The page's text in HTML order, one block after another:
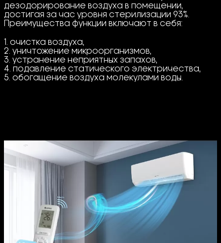
дезодорирование воздуха в помещении,
достигая за час уровня стерилизации 93%.
Преимущества функции включают в себя:
1. очистка воздуха,
2. уничтожение микроорганизмов,
3. устранение неприятных запахов,
4. подавление статического электричества,
5. обогащение воздуха молекулами воды.